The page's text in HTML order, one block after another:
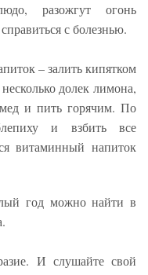
разожгут огонь
с болезнью.
– залить кипятком
долек лимона,
и пить горячим. По
и взбить все
витаминный напиток
год можно найти в
И слушайте свой